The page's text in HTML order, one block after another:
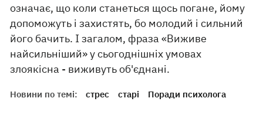
означає, що коли станеться щось погане, йому
допоможуть і захистять, бо молодий і сильний
його бачить. І загалом, фраза «Виживе
найсильніший» у сьогоднішніх умовах
злоякісна - виживуть об'єднані.
Новини по темі: стрес старі Поради психолога